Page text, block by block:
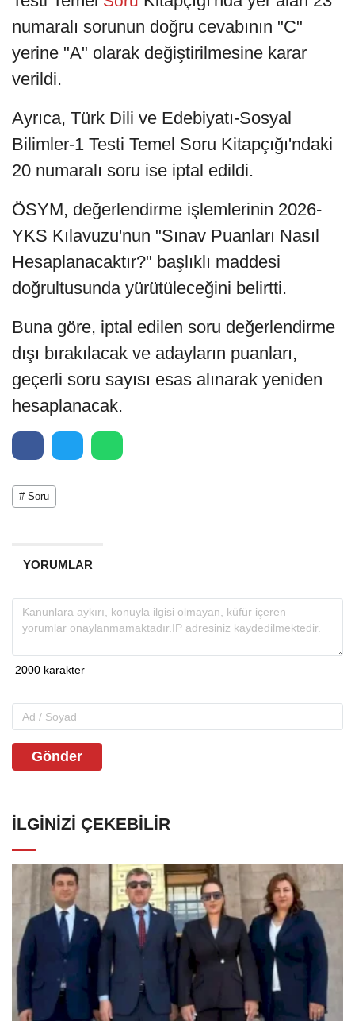
numaralı sorunun doğru cevabının "C"
yerine "A" olarak değiştirilmesine karar
verildi.
Ayrıca, Türk Dili ve Edebiyatı-Sosyal
Bilimler-1 Testi Temel Soru Kitapçığı'ndaki
20 numaralı soru ise iptal edildi.
ÖSYM, değerlendirme işlemlerinin 2026-
YKS Kılavuzu'nun "Sınav Puanları Nasıl
Hesaplanacaktır?" başlıklı maddesi
doğrultusunda yürütüleceğini belirtti.
Buna göre, iptal edilen soru değerlendirme
dışı bırakılacak ve adayların puanları,
geçerli soru sayısı esas alınarak yeniden
hesaplanacak.
# Soru
YORUMLAR
Gönder
İLGINIZI ÇEKEBILIR